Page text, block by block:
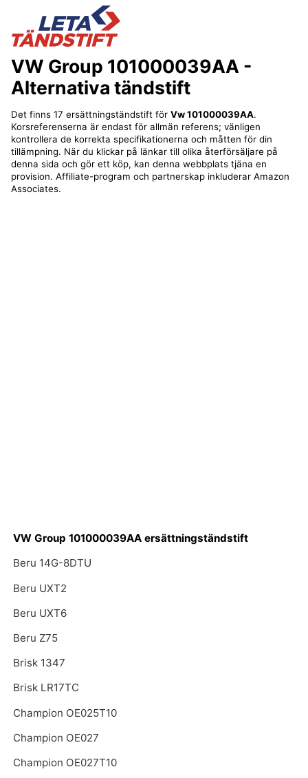
VW Group 101000039AA -
Alternativa tändstift
Det finns 17 ersättningständstift för Vw 101000039AA.
Korsreferenserna är endast för allmän referens; vänligen
kontrollera de korrekta specifikationerna och måtten för din
tillämpning. När du klickar på länkar till olika återförsäljare på
denna sida och gör ett köp, kan denna webbplats tjäna en
provision. Affiliate-program och partnerskap inkluderar Amazon
Associates.
VW Group 101000039AA ersättningständstift
Beru 14G-8DTU
Beru UXT2
Beru UXT6
Beru Z75
Brisk 1347
Brisk LR17TC
Champion OE025T10
Champion OE027
Champion OE027T10